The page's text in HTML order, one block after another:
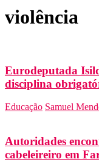
violência
Eurodeputada
disciplina
Educação Samuel
Autoridades
cabeleireiro em